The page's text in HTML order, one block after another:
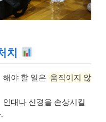
치
해야 할 일은 움직이지 않
대나 신경을 손상시킬